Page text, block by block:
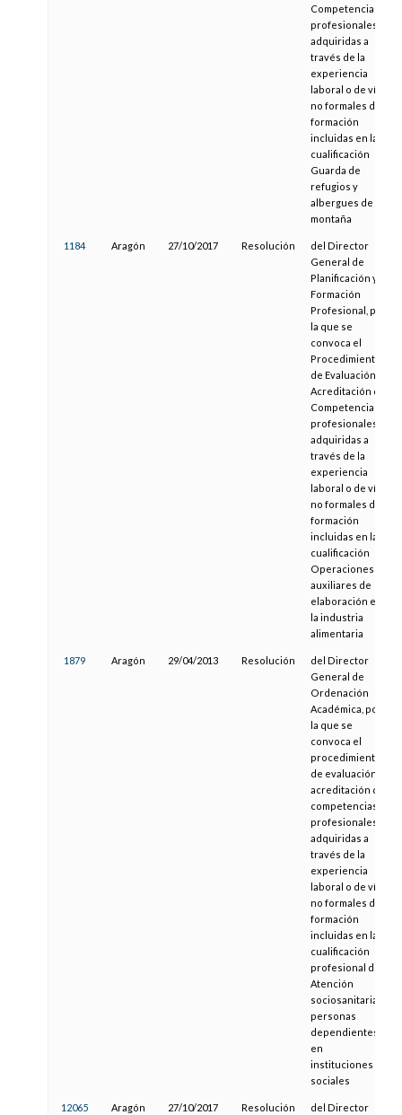
Competencias
profesionales
adquiridas a
través de la
experiencia
laboral o de vías
no formales de
formación
incluidas en la
cualificación
Guarda de
refugios y
albergues de
montaña
1184 Aragón 27/10/2017 Resolución
del Director
General de
Planificación y
Formación
Profesional, por
la que se
convoca el
Procedimiento
de Evaluación y
Acreditación de
Competencias
profesionales
adquiridas a
través de la
experiencia
laboral o de vías
no formales de
formación
incluidas en la
cualificación
Operaciones
auxiliares de
elaboración en
la industria
alimentaria
1879 Aragón 29/04/2013 Resolución
del Director
General de
Ordenación
Académica, por
la que se
convoca el
procedimiento
de evaluación y
acreditación de
competencias
profesionales
adquiridas a
través de la
experiencia
laboral o de vías
no formales de
formación
incluidas en la
cualificación
profesional de
Atención
sociosanitaria a
personas
dependientes
en
instituciones
sociales
12065 Aragón 27/10/2017 Resolución
del Director